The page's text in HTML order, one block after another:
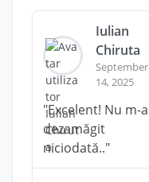
Iulian
Chiruta
September
14, 2025
"Excelent! Nu m-a
dezamăgit
niciodată.."